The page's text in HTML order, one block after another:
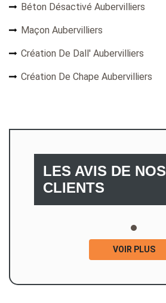
Béton Désactivé Aubervilliers
Maçon Aubervilliers
Création De Dall' Aubervilliers
Création De Chape Aubervilliers
LES AVIS DE NOS
CLIENTS
VOIR PLUS